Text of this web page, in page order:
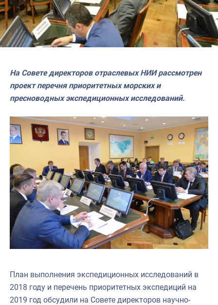
На Совете директоров отраслевых НИИ рассмотрен
проект перечня приоритетных морских и
пресноводных экспедиционных исследований.
План выполнения экспедиционных исследований в
2018 году и перечень приоритетных экспедиций на
2019 год обсудили на Совете директоров научно-